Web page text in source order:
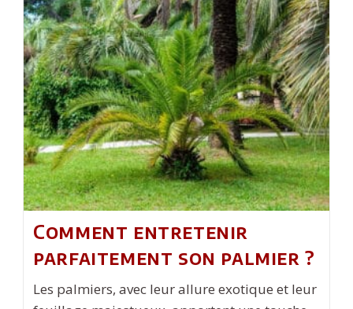
Wager ?
Comment entretenir
parfaitement son palmier ?
Les palmiers, avec leur allure exotique et leur